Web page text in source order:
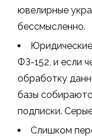
ювелирные
бессмысленно.
ФЗ-152, и если
обработку
базы
подписки.
Слишком